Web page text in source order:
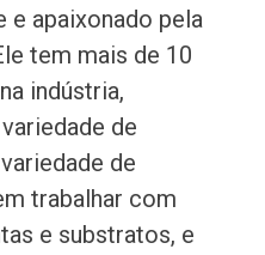
e apaixonado pela
tem mais de 10
indústria,
de
de
trabalhar com
e substratos, e